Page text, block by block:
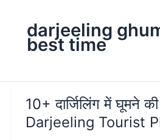
darjeeling
best time
10+ दार्जिलिंग में घूमने
Darjeeling Tourist